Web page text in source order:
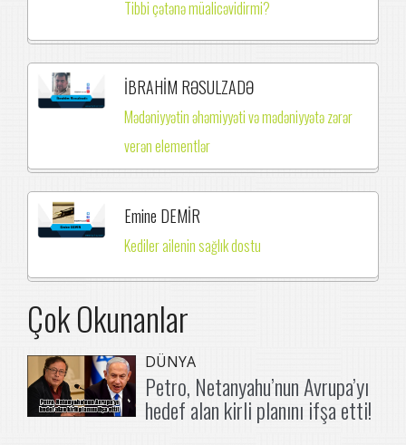
Tibbi çətənə müalicəvidirmi?
İBRAHİM RƏSULZADƏ
Mədəniyyətin əhəmiyyəti və mədəniyyətə zərər
verən elementlər
Emine DEMİR
Kediler ailenin sağlık dostu
Çok Okunanlar
DÜNYA
Petro, Netanyahu’nun Avrupa’yı
hedef alan kirli planını ifşa etti!